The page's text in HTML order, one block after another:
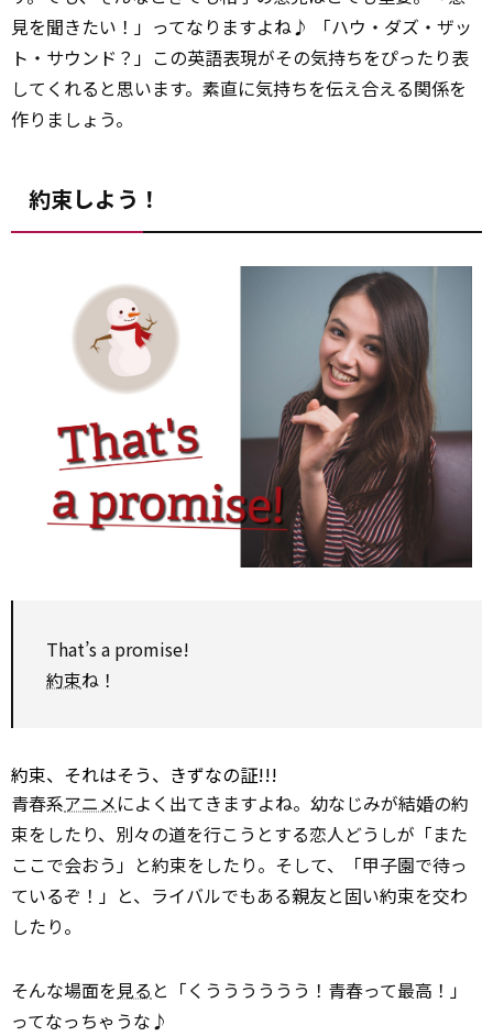
見を聞きたい！」ってなりますよね♪ 「ハウ・ダズ・ザッ
ト・サウンド？」この英語表現がその気持ちをぴったり表
してくれると思います。素直に気持ちを伝え合える関係を
作りましょう。
約束しよう！
That’s a promise!
約束ね！
約束、それはそう、きずなの証!!!
青春系アニメによく出てきますよね。幼なじみが結婚の約
束をしたり、別々の道を行こうとする恋人どうしが「また
ここで会おう」と約束をしたり。そして、「甲子園で待っ
ているぞ！」と、ライバルでもある親友と固い約束を交わ
したり。
そんな場面を見る と「くうううううう！青春って最高！」
ってなっちゃうな♪